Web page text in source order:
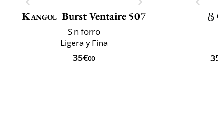
Kangol Burst Ventaire 507
Sin forro
Ligera y Fina
35€00